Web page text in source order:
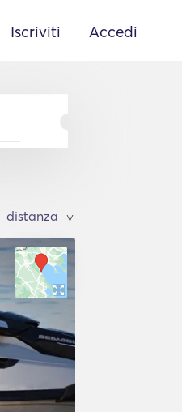
Iscriviti Accedi
>